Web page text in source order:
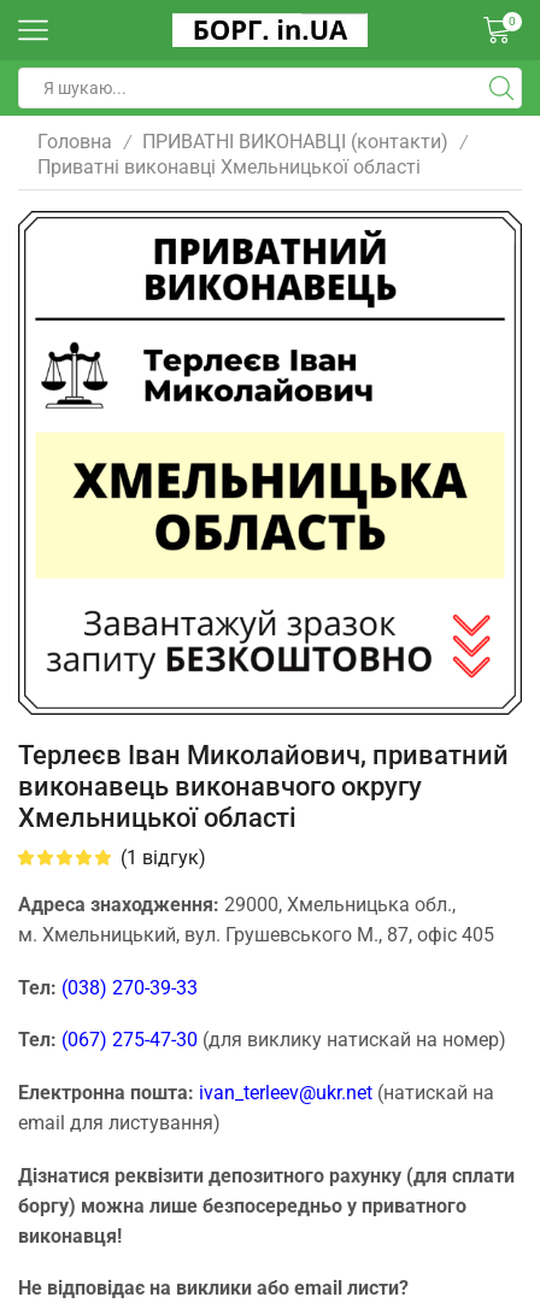
0
Головна / ПРИВАТНІ ВИКОНАВЦІ (контакти) /
Приватні виконавці Хмельницької області
Терлеєв Іван Миколайович, приватний
виконавець виконавчого округу
Хмельницької області
(1 відгук)
Адреса знаходження: 29000, Хмельницька обл.,
м. Хмельницький, вул. Грушевського М., 87, офіс 405
Тел: (038) 270-39-33
Тел: (067) 275-47-30 (для виклику натискай на номер)
Електронна пошта: ivan_terleev@ukr.net (натискай на
email для листування)
Дізнатися реквізити депозитного рахунку (для сплати
боргу) можна лише безпосередньо у приватного
виконавця!
Не відповідає на виклики або email листи?